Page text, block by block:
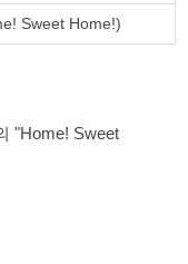
Sweet Home!)
"Home! Sweet